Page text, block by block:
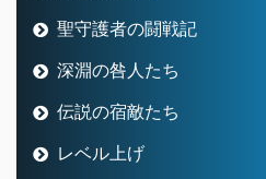
聖守護者の闘戦記
深淵の咎人たち
伝説の宿敵たち
レベル上げ